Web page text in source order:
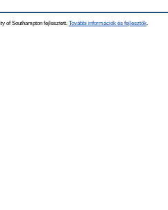
of Southampton fejlesztett. További információk és fejlesztők